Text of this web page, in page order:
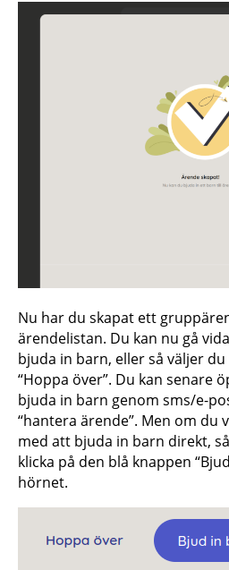
Nu har du skapat ett
ärendelistan. Du kan nu gå
bjuda in barn, eller så väljer
“Hoppa över”. Du kan senare
bjuda in barn genom sms/e-
“hantera ärende”. Men om du
med att bjuda in barn direkt,
klicka på den blå knappen
hörnet.